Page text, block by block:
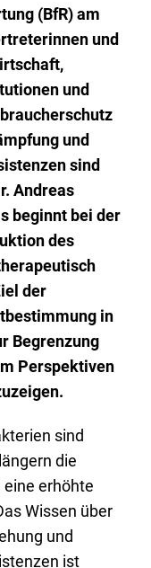
(BfR) am
und
und
und
sind
Andreas
beginnt bei der
des
der
in
Begrenzung
Perspektiven
sind
die
eine erhöhte
Wissen über
und
ist